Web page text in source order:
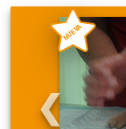
❮
NUEVA